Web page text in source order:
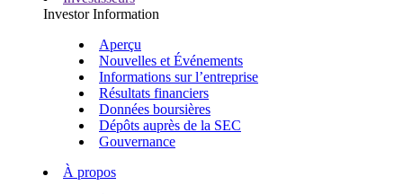
Investor Information
Aperçu
Nouvelles et Événements
Informations sur l’entreprise
Résultats financiers
Données boursières
Dépôts auprès de la SEC
Gouvernance
À propos